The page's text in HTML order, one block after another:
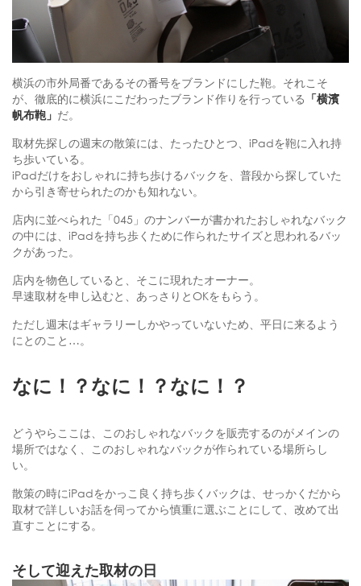
横浜の市外局番であるその番号をブランドにした鞄。それこそ
が、徹底的に横浜にこだわったブランド作りを行っている 「横濱
帆布鞄」 だ。
取材先探しの週末の散策には、たったひとつ、iPadを鞄に入れ持
ち歩いている。
iPadだけをおしゃれに持ち歩けるバックを、普段から探していた
から引き寄せられたのかも知れない。
店内に並べられた「045」のナンバーが書かれたおしゃれなバック
の中には、iPadを持ち歩くために作られたサイズと思われるバッ
クがあった。
店内を物色していると、そこに現れたオーナー。
早速取材を申し込むと、あっさりとOKをもらう。
ただし週末はギャラリーしかやっていないため、平日に来るよう
にとのこと…。
なに！？なに！？なに！？
どうやらここは、このおしゃれなバックを販売するのがメインの
場所ではなく、このおしゃれなバックが作られている場所らし
い。
散策の時にiPadをかっこ良く持ち歩くバックは、せっかくだから
取材で詳しいお話を伺ってから慎重に選ぶことにして、改めて出
直すことにする。
そして迎えた取材の日